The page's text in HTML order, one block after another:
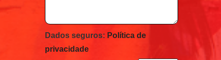
Dados seguros: Política de
privacidade